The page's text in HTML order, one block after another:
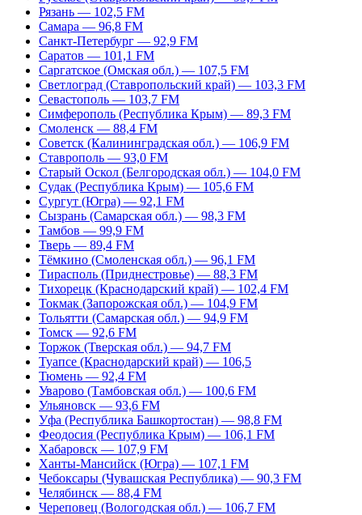
Рязань — 102,5 FM
Самара — 96,8 FM
Санкт-Петербург — 92,9 FM
Саратов — 101,1 FM
Саргатское (Омская обл.) — 107,5 FM
Светлоград (Ставропольский край) — 103,3 FM
Севастополь — 103,7 FM
Симферополь (Республика Крым) — 89,3 FM
Смоленск — 88,4 FM
Советск (Калининградская обл.) — 106,9 FM
Ставрополь — 93,0 FM
Старый Оскол (Белгородская обл.) — 104,0 FM
Судак (Республика Крым) — 105,6 FM
Сургут (Югра) — 92,1 FM
Сызрань (Самарская обл.) — 98,3 FM
Тамбов — 99,9 FM
Тверь — 89,4 FM
Тёмкино (Смоленская обл.) — 96,1 FM
Тирасполь (Приднестровье) — 88,3 FM
Тихорецк (Краснодарский край) — 102,4 FM
Токмак (Запорожская обл.) — 104,9 FM
Тольятти (Самарская обл.) — 94,9 FM
Томск — 92,6 FM
Торжок (Тверская обл.) — 94,7 FM
Туапсе (Краснодарский край) — 106,5
Тюмень — 92,4 FM
Уварово (Тамбовская обл.) — 100,6 FM
Ульяновск — 93,6 FM
Уфа (Республика Башкортостан) — 98,8 FM
Феодосия (Республика Крым) — 106,1 FM
Хабаровск — 107,9 FM
Ханты-Мансийск (Югра) — 107,1 FM
Чебоксары (Чувашская Республика) — 90,3 FM
Челябинск — 88,4 FM
Череповец (Вологодская обл.) — 106,7 FM